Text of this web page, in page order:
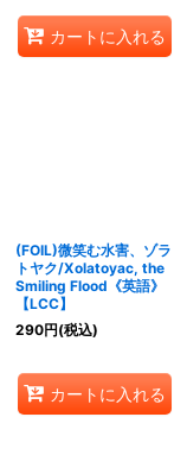
カートに入れる
(FOIL)微笑む水害、ゾラ
トヤク/Xolatoyac, the
Smiling Flood《英語》
【LCC】
290円(税込)
カートに入れる